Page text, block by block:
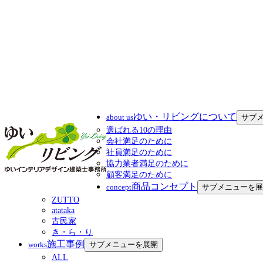
about usゆい・リビングについて
サブ
選ばれる10の理由
会社満足のために
社員満足のために
協力業者満足のために
顧客満足のために
concept商品コンセプト
サブメニューを
ZUTTO
atataka
古民家
き・ら・り
works施工事例
サブメニューを展開
ALL